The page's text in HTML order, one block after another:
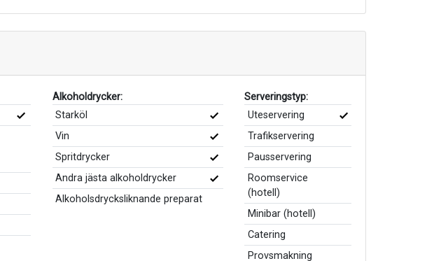
Alkoholdrycker:
Starköl
Vin
Spritdrycker
Andra jästa alkoholdrycker
Alkoholsdrycksliknande preparat
Serveringstyp:
Uteservering
Trafikservering
Pausservering
Roomservice
(hotell)
Minibar (hotell)
Catering
Provsmakning